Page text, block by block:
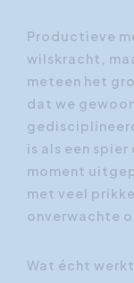
Productieve
wilskracht,
meteen het
dat we
is als een
moment
met veel
onverwachte
Wat écht